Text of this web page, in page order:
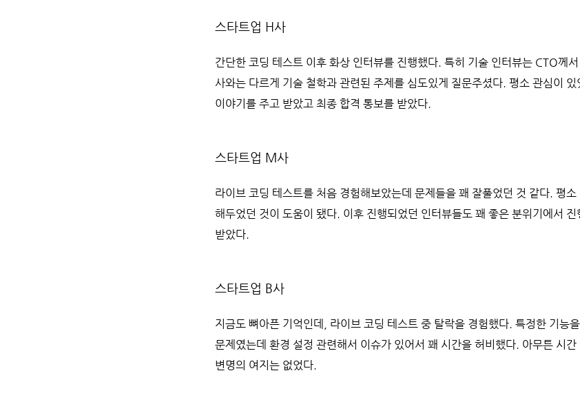
스타트업 H사
간단한 코딩 테스트 이후 화상 인터뷰를 진행했다. 특히 기술 인터뷰는 CTO께
사와는 다르게 기술 철학과 관련된 주제를 심도있게 질문주셨다. 평소 관심이 있
이야기를 주고 받았고 최종 합격 통보를 받았다.
스타트업 M사
라이브 코딩 테스트를 처음 경험해보았는데 문제들을 꽤 잘풀었던 것 같다. 평
해두었던 것이 도움이 됐다. 이후 진행되었던 인터뷰들도 꽤 좋은 분위기에서
받았다.
스타트업 B사
지금도 뼈아픈 기억인데, 라이브 코딩 테스트 중 탈락을 경험했다. 특정한 기능
문제였는데 환경 설정 관련해서 이슈가 있어서 꽤 시간을 허비했다. 아무튼 시간
변명의 여지는 없었다.